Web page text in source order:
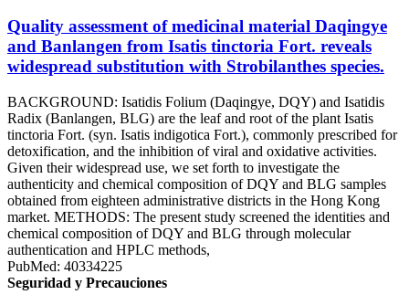
Quality assessment of medicinal material Daqingye
and Banlangen from Isatis tinctoria Fort. reveals
widespread substitution with Strobilanthes species.
BACKGROUND: Isatidis Folium (Daqingye, DQY) and Isatidis
Radix (Banlangen, BLG) are the leaf and root of the plant Isatis
tinctoria Fort. (syn. Isatis indigotica Fort.), commonly prescribed for
detoxification, and the inhibition of viral and oxidative activities.
Given their widespread use, we set forth to investigate the
authenticity and chemical composition of DQY and BLG samples
obtained from eighteen administrative districts in the Hong Kong
market. METHODS: The present study screened the identities and
chemical composition of DQY and BLG through molecular
authentication and HPLC methods,
PubMed: 40334225
Seguridad y Precauciones